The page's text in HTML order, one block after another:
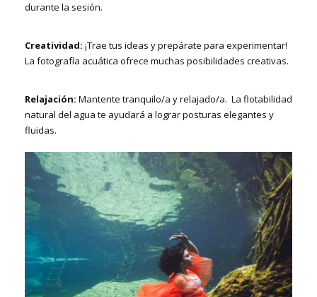
durante la sesión.
Creatividad: ¡Trae tus ideas y prepárate para experimentar!
La fotografía acuática ofrece muchas posibilidades creativas.
Relajación: Mantente tranquilo/a y relajado/a. La flotabilidad
natural del agua te ayudará a lograr posturas elegantes y
fluidas.